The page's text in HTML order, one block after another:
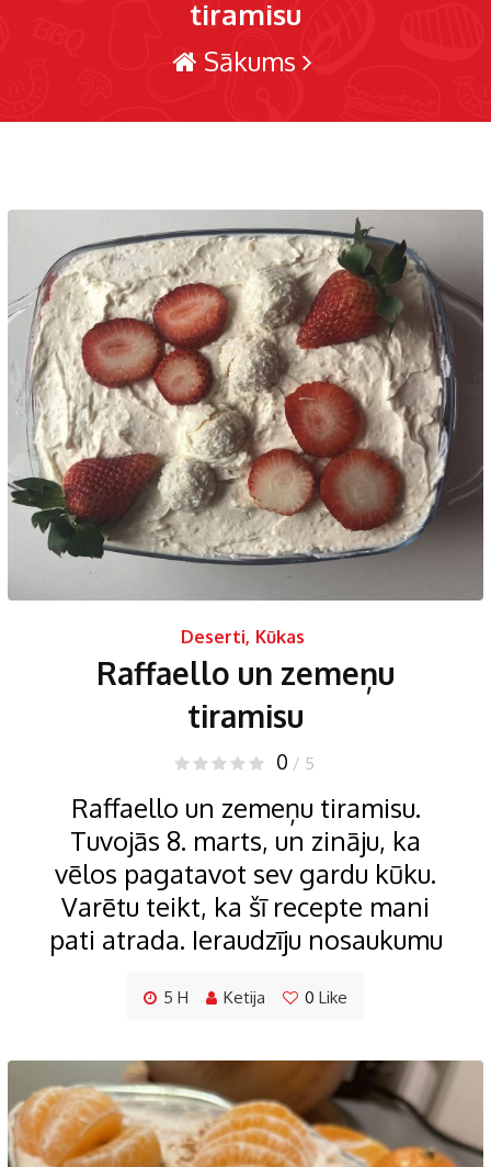
tiramisu
Sākums
Deserti, Kūkas
Raffaello un zemeņu
tiramisu
0 / 5
Raffaello un zemeņu tiramisu.
Tuvojās 8. marts, un zināju, ka
vēlos pagatavot sev gardu kūku.
Varētu teikt, ka šī recepte mani
pati atrada. Ieraudzīju nosaukumu
5 H Ketija 0 Like